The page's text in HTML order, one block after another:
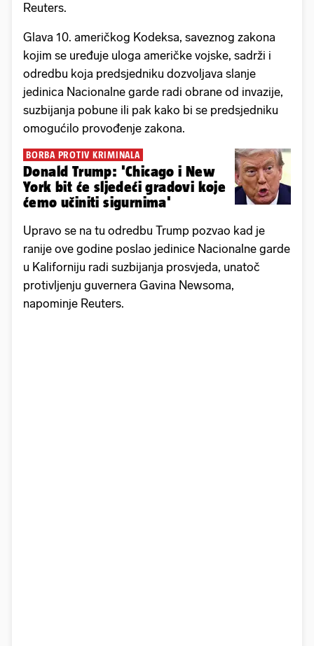
Reuters.
Glava 10. američkog Kodeksa, saveznog zakona
kojim se uređuje uloga američke vojske, sadrži i
odredbu koja predsjedniku dozvoljava slanje
jedinica Nacionalne garde radi obrane od invazije,
suzbijanja pobune ili pak kako bi se predsjedniku
omogućilo provođenje zakona.
BORBA PROTIV KRIMINALA
Donald Trump: 'Chicago i New
York bit će sljedeći gradovi koje
ćemo učiniti sigurnima'
Upravo se na tu odredbu Trump pozvao kad je
ranije ove godine poslao jedinice Nacionalne garde
u Kaliforniju radi suzbijanja prosvjeda, unatoč
protivljenju guvernera Gavina Newsoma,
napominje Reuters.